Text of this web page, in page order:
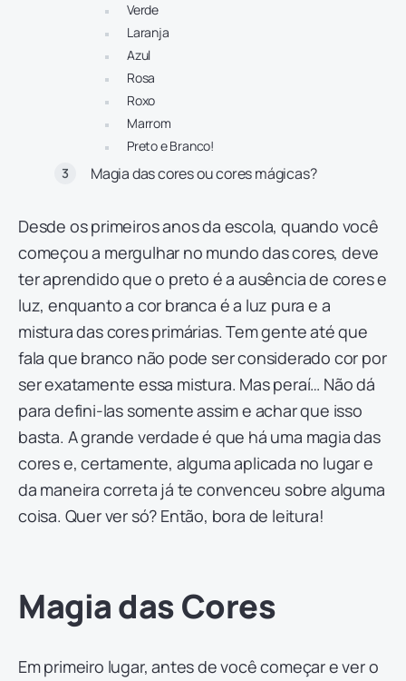
Verde
Laranja
Azul
Rosa
Roxo
Marrom
Preto e Branco!
Magia das cores ou cores mágicas?
Desde os primeiros anos da escola, quando você
começou a mergulhar no mundo das cores, deve
ter aprendido que o preto é a ausência de cores e
luz, enquanto a cor branca é a luz pura e a
mistura das cores primárias. Tem gente até que
fala que branco não pode ser considerado cor por
ser exatamente essa mistura. Mas peraí… Não dá
para defini-las somente assim e achar que isso
basta. A grande verdade é que há uma magia das
cores e, certamente, alguma aplicada no lugar e
da maneira correta já te convenceu sobre alguma
coisa. Quer ver só? Então, bora de leitura!
Magia das Cores
Em primeiro lugar, antes de você começar e ver o